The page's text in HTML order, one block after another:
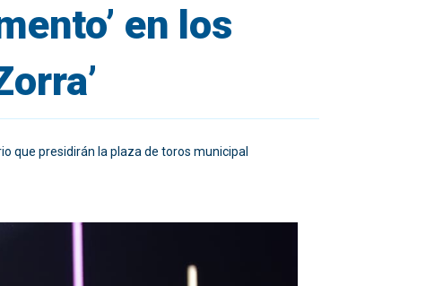
en los
que presidirán la plaza de toros municipal